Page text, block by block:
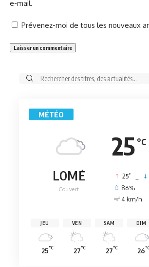
e-mail.
Prévenez-moi de tous les nouveaux
Rechercher:
MÉTÉO
25 °C
LOMÉ
Couvert
25°
86%
4 km/h
JEU
25°C
VEN
27°C
SAM
27°C
DIM
26